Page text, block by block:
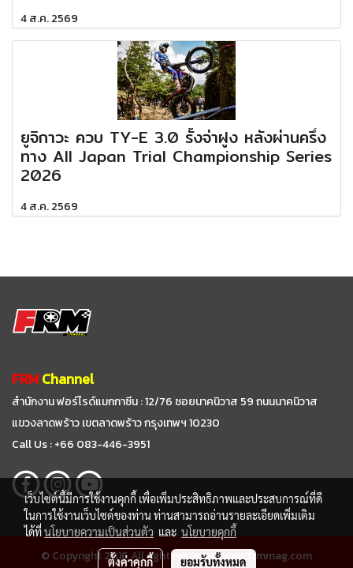
4 ส.ค. 2569
ยูจิกาวะ ควบ TY-E 3.0 รั้งจ่าฝูง หลังผ่านครึ่ง
ทาง All Japan Trial Championship Series
2026
4 ส.ค. 2569
FRMChannel
สำนักงาน ฟอร์ไรด์แมกกาซีน : 12/76 ซอยนาคนิวาส 59ถนนนาคนิวาส
แขวงลาดพร้าว เขตลาดพร้าว กรุงเทพฯ 10230
Call Us : +66 083-446-3951
© Copyright 2016 All right reserved. www.frmmag.com
เว็บไซต์นี้มีการใช้งานคุกกี้ เพื่อเพิ่มประสิทธิภาพและประสบการณ์ที่ดี
ในการใช้งานเว็บไซต์ของท่าน ท่านสามารถอ่านรายละเอียดเพิ่มเติม
ได้ที่นโยบายความเป็นส่วนตัว และ นโยบายคุกกี้
ตั้งค่าคุกกี้ ยอมรับทั้งหมด